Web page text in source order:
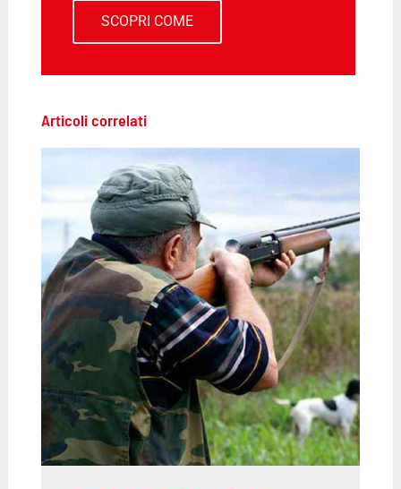
SCOPRI COME
Articoli correlati